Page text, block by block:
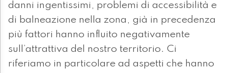
danni ingentissimi, problemi di accessibilità e
di balneazione nella zona, già in precedenza
più fattori hanno influito negativamente
sull’attrattiva del nostro territorio. Ci
riferiamo in particolare ad aspetti che hanno